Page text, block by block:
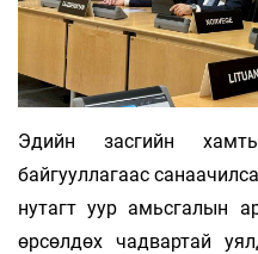
Эдийн засгийн
байгууллагаас
нутагт уур амьсгалын
өрсөлдөх чадвартай